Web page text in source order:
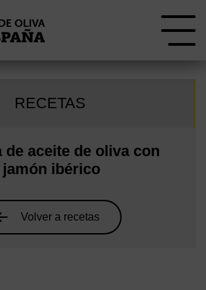
RECETAS
de aceite de oliva con
jamón ibérico
Volver a recetas